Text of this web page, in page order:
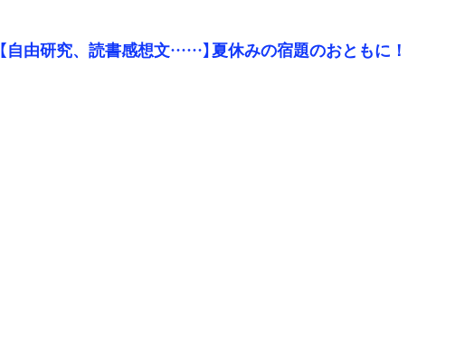
【自由研究、読書感想文……】夏休みの宿題のおともに！